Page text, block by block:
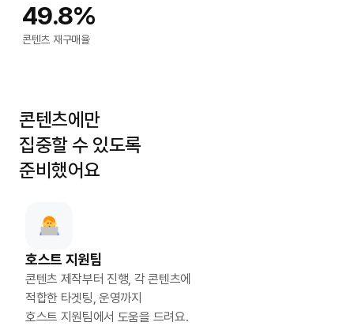
49.8%
콘텐츠 재구매율
콘텐츠에만
집중할 수 있도록
준비했어요
호스트 지원팀
콘텐츠 제작부터 진행, 각 콘텐츠에
적합한 타겟팅, 운영까지
호스트 지원팀에서 도움을 드려요.